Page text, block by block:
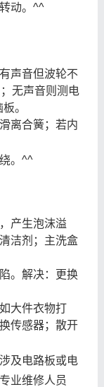
动。^^
声音但波轮不
无声音则测电
。
离合簧；若内
。^^
产生泡沫溢
洁剂；主洗盒
。解决：更换
大件衣物打
传感器；散开
及电路板或电
业维修人员